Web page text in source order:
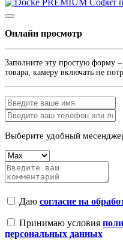
Онлайн просмотр
Заполните эту простую форму
товара, камеру включать не
Выберите удобный
Даю согласие на
Принимаю условия
персональных данных